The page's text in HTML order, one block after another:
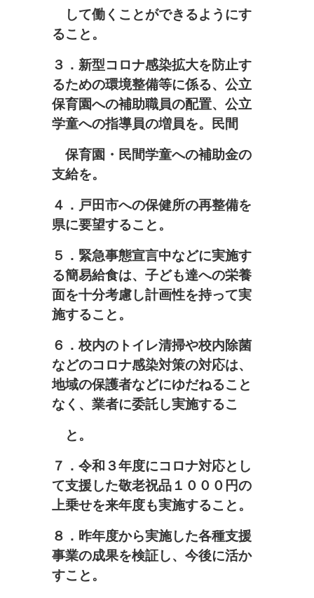
して働くことができるようにす
ること。
３．新型コロナ感染拡大を防止す
るための環境整備等に係る、公立
保育園への補助職員の配置、 公立
学童への指導員の増員を。民間
保育園・民間学童への補助金の
支給を。
４．戸田市への保健所の再整備を
県に要望すること。
５．緊急事態宣言中などに実施す
る簡易給食は、子ども達への栄養
面を十分考慮し計画性を持って実
施すること。
６．校内のトイレ清掃や校内除菌
などのコロナ感染対策の対応は、
地域の保護者などにゆだねること
なく、業者に委託し実施するこ
と。
７．令和３年度にコロナ対応とし
て支援した敬老祝品１０００円の
上乗せを来年度も実施すること。
８．昨年度から実施した各種支援
事業の成果を検証し、今後に活か
すこと。